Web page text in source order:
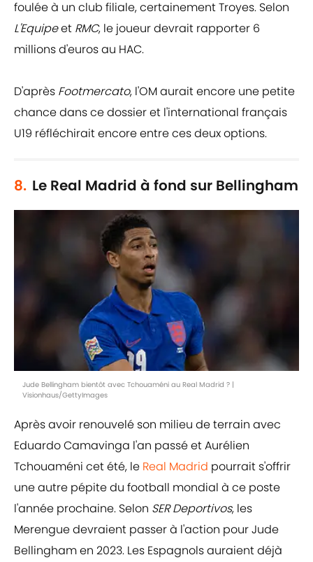
foulée à un club filiale, certainement Troyes. Selon
L'Equipeet RMC, le joueur devrait rapporter 6
millions d'euros au HAC.
D'après Footmercato, l'OM aurait encore une petite
chance dans ce dossier et l'international français
U19 réfléchirait encore entre ces deux options.
8. Le Real Madrid à fond sur Bellingham
Jude Bellingham bientôt avec Tchouaméni au Real Madrid ? |
Visionhaus/GettyImages
Après avoir renouvelé son milieu de terrain avec
Eduardo Camavinga l'an passé et Aurélien
Tchouaméni cet été, le Real Madrid pourrait s'offrir
une autre pépite du football mondial à ce poste
l'année prochaine. Selon SER Deportivos, les
Merengue devraient passer à l'action pour Jude
Bellingham en 2023. Les Espagnols auraient déjà